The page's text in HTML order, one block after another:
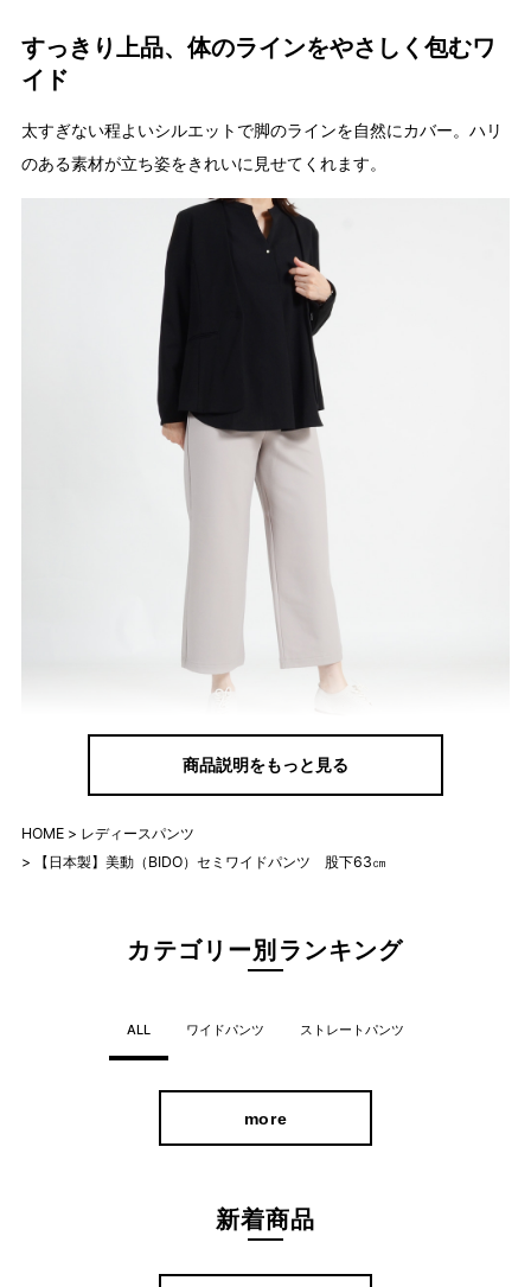
すっきり上品、体のラインをやさしく包むワ
イド
太すぎない程よいシルエットで脚のラインを自然にカバー。ハリ
のある素材が立ち姿をきれいに見せてくれます。
商品説明をもっと見る
HOME
レディースパンツ
【日本製】美動（BIDO）セミワイドパンツ 股下63㎝
カテゴリー別ランキング
ALL ワイドパンツ ストレートパンツ
more
新着商品